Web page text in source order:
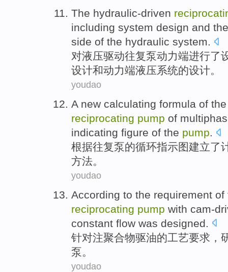
The hydraulic-driven
including system design and
side of the hydraulic system.
对液压驱动往复泵动力端进行了
设计和动力端液压系统的设计。
youdao
A new calculating formula of
reciprocating pump of
indicating figure of the pump.
根据往复泵的循环指示图建立了
方法。
youdao
According to the requirement of
reciprocating pump with cam-
constant flow was designed.
针对注聚合物驱油的工艺要求 ，
泵 。
youdao